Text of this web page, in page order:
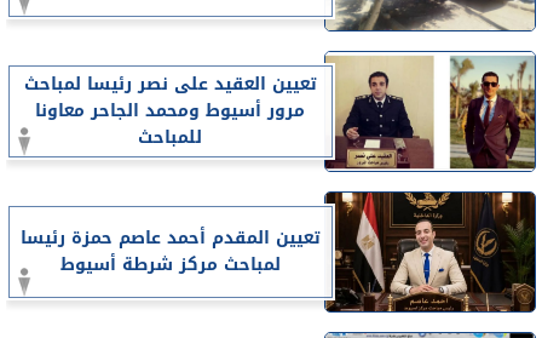
تعيين العقيد على نصر رئيسا لمباحث
مرور أسيوط ومحمد الجاحر معاونا
للمباحث
تعيين المقدم أحمد عاصم حمزة رئيسا
لمباحث مركز شرطة أسيوط